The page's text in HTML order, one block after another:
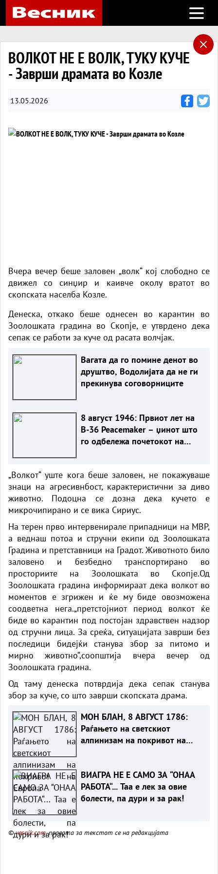
Open
ВОЛКОТ НЕ Е ВОЛК, ТУКУ КУЧЕ
- Заврши драмата во Козле
13.05.2026
Вчера вечер беше заловен „волк“ кој слободно се
движел со синџир и каивче околу вратот во
скопската населба Козле.
Денеска, откако беше однесен во карантин во
Зоолошката градина во Скопје, е утврдено дека
сепак се работи за куче од расата волчјак.
Вагата да го помине денот во
друштво, Водолијата да не ги
прекинува соговорниците
8 август 1946: Првиот лет на
B-36 Peacemaker – џинот што
го одбележа почетокот на
„Волкот“ уште кога беше заловен, не покажуваше
знаци на агресивнбост, карактеристични за диво
животно. Подоцна се дозна дека кучето е
микрочипирано и се вика Сириус.
На терен прво интервенирале припадници на МВР,
а веднаш потоа и стручни екипи од Зоолошката
Градина и претставници на Градот. Животното било
заловено и безбедно транспортирано во
просториите на Зоолошката во Скопје.Од
Зоолошката градина информираат дека волкот во
моментов е згрижен и ќе му биде овозможена
соодветна нега.„претстојниот период волкот ќе
биде во карантин под постојан здравствен надзор
од стручни лица. За среќа, ситуацијата заврши без
последици бидејќи станува збор за питомо и
мирно животно“,соопштија вчера вечер од
Зоолошката градина.
Од таму денеска потврдија дека сепак станува
збор за куче, со што заврши скопската драма.
МОН БЛАН, 8 АВГУСТ 1786:
Раѓањето на светскиот
алпинизам на покривот на
ВИАГРА НЕ Е САМО ЗА “ОНАА
РАБОТА“... Таа е лек за овие
болести, па дури и за рак!
©vesnik.com, правата за текстот се на редакцијата